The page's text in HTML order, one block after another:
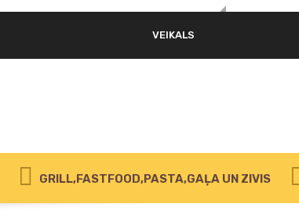
VEIKALS
GRILL,FASTFOOD,PASTA,GAĻA UN ZIVIS